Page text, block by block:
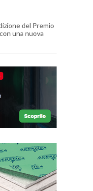
del Premio
una nuova